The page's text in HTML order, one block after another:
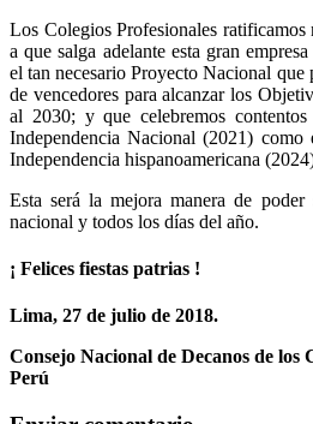
Los Colegios Profesionales ratificamos
a que salga adelante esta gran
el tan necesario Proyecto Nacional que
de vencedores para alcanzar los
al 2030; y que celebremos
Independencia Nacional (2021)
Independencia hispanoamericana
Esta será la mejora manera de poder
nacional y todos los días del año.
¡ Felices fiestas patrias !
Lima, 27 de julio de 2018.
Consejo Nacional de Decanos de los
Perú